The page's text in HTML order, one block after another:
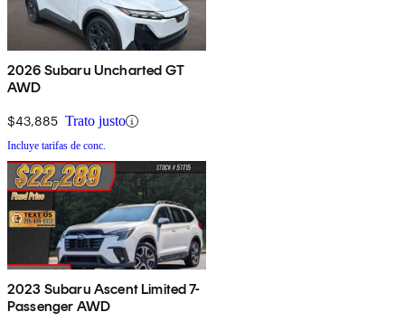
2026 Subaru Uncharted GT
AWD
$43,885 Trato justo
Incluye tarifas de conc.
2023 Subaru Ascent Limited 7-
Passenger AWD